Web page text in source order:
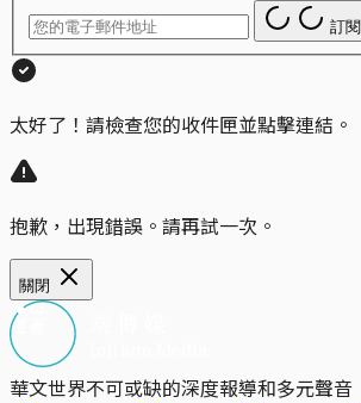
訂閱
太好了！請檢查您的收件匣並點擊連結。
抱歉，出現錯誤。請再試一次。
關閉
華文世界不可或缺的深度報導和多元聲音